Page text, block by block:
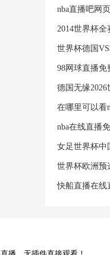
nba直播吧网
2014世界杯全
世界杯德国
98网球直播免
德国无缘2026
在哪里可以看
nba在线直播
女足世界杯中
世界杯欧洲预
快船直播在线